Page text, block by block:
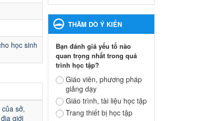
học sinh
sở,
giới
Quyết định công bố thủ tục
hành chính bị bãi bỏ trong
lĩnh vực giáo dục đào tạo
thuộc hệ giáo dục quốc
dân và cơ sở giáo dục khác
thuộc thẩm quyền giải
quyết của Sở Giáo dục và
Đào tạo, Ủy ban nhân dân
cấp huyện
Quyết định công bố thủ tục
hành chính bị bãi bỏ trong lĩnh
vực giáo dục đào tạo thuộc hệ
THĂM DÒ Ý KIẾN
Bạn đánh giá yếu tố nào
quan trọng nhất trong quá
trình học tập?
Giáo viên, phương pháp
giảng dạy
Giáo trình, tài liệu học tập
Trang thiết bị học tập